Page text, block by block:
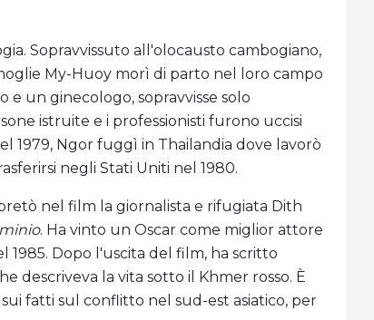
Sopravvissuto all'olocausto cambogiano,
My-Huoy morì di parto nel loro campo
un ginecologo, sopravvisse solo
istruite e i professionisti furono uccisi
1979, Ngor fuggì in Thailandia dove lavorò
negli Stati Uniti nel 1980.
nel film la giornalista e rifugiata Dith
. Ha vinto un Oscar come miglior attore
Dopo l'uscita del film, ha scritto
descriveva la vita sotto il Khmer rosso. È
fatti sul conflitto nel sud-est asiatico, per